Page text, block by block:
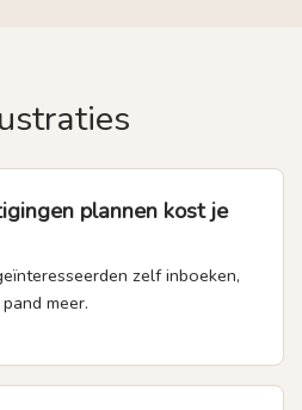
plannen kost je
zelf inboeken,
meer.